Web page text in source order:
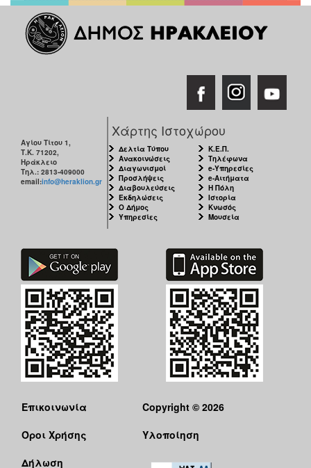
Αγίου Τίτου 1,
Τ.Κ. 71202,
Ηράκλειο
Τηλ.: 2813-409000
email:info@heraklion.gr
Χάρτης Ιστοχώρου
Δελτία Τύπου
Ανακοινώσεις
Διαγωνισμοί
Προσλήψεις
Διαβουλεύσεις
Εκδηλώσεις
Ο Δήμος
Υπηρεσίες
Κ.Ε.Π.
Τηλέφωνα
e-Υπηρεσίες
e-Αιτήματα
Η Πόλη
Ιστορία
Κνωσός
Μουσεία
Επικοινωνία
Όροι Χρήσης
Δήλωση
Copyright © 2026
Υλοποίηση